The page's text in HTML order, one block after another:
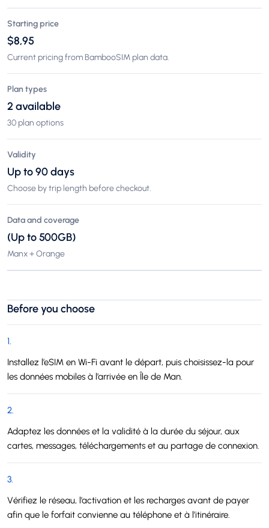
Starting price
$8,95
Current pricing from BambooSIM plan data.
Plan types
2 available
30 plan options
Validity
Up to 90 days
Choose by trip length before checkout.
Data and coverage
(Up to 500GB)
Manx + Orange
Before you choose
1.
Installez l’eSIM en Wi-Fi avant le départ, puis choisissez-la pour
les données mobiles à l’arrivée en Île de Man.
2.
Adaptez les données et la validité à la durée du séjour, aux
cartes, messages, téléchargements et au partage de connexion.
3.
Vérifiez le réseau, l’activation et les recharges avant de payer
afin que le forfait convienne au téléphone et à l’itinéraire.